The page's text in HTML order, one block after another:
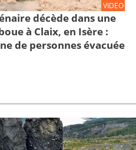
VIDEO
décède dans une
à Claix, en Isère :
de personnes évacuée